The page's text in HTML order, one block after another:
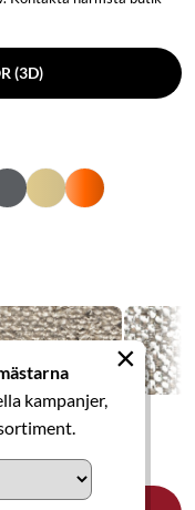
kampanjer,
×
(3D)